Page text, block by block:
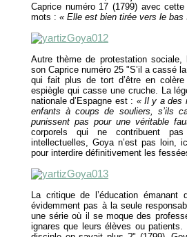
Caprice numéro 17 (1799) avec
mots : « Elle est bien tirée vers le bas
Autre thème de protestation sociale,
son Caprice numéro 25 "S’il a cassé
qui fait plus de tort d’être en
espiègle qui casse une cruche. La
nationale d’Espagne est : « Il y a des
enfants à coups de souliers, s’ils
punissent pas pour une véritable
corporels qui ne contribuent
intellectuelles, Goya n’est pas loin,
pour interdire définitivement les
La critique de l’éducation
évidemment pas à la seule
une série où il se moque des
ignares que leurs élèves ou